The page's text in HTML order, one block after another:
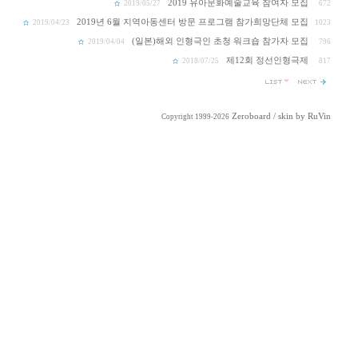
2019/05/27 2019 유아문화예술교육 참여자 모집 672
2019/04/23 2019년 6월 지역아동센터 방문 프로그램 참가희망단체 모집 1023
2019/04/04 (일본)해외 인형극인 초청 워크숍 참가자 모집 796
2018/07/25 제12회 정선인형극제 817
Copyright 1999-2026 Zeroboard / skin by RuVin